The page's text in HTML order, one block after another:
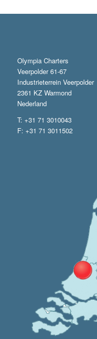
Olympia Charters
Veerpolder 61-67
Industrieterrein Veerpolder
2361 KZ Warmond
Nederland
T: +31 71 3010043
F: +31 71 3011502